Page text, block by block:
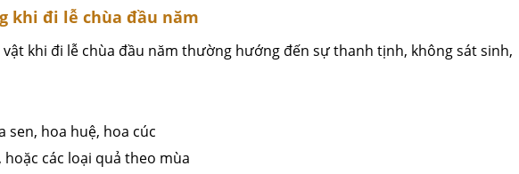
khi đi lễ chùa đầu năm
khi đi lễ chùa đầu năm thường hướng đến sự thanh tịnh, không sát sinh,
sen, hoa huệ, hoa cúc
các loại quả theo mùa